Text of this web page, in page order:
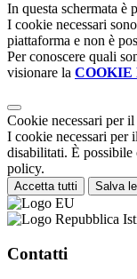
In questa schermata è
I cookie necessari
piattaforma e non è
Per conoscere quali
visionare la COOKIE
Cookie necessari per
I cookie necessari per
disabilitati. È possibile
policy.
Accetta tutti Salva
Contatti